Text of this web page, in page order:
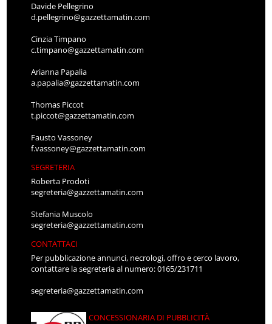
Davide Pellegrino
d.pellegrino@gazzettamatin.com
Cinzia Timpano
c.timpano@gazzettamatin.com
Arianna Papalia
a.papalia@gazzettamatin.com
Thomas Piccot
t.piccot@gazzettamatin.com
Fausto Vassoney
f.vassoney@gazzettamatin.com
SEGRETERIA
Roberta Prodoti
segreteria@gazzettamatin.com
Stefania Muscolo
segreteria@gazzettamatin.com
CONTATTACI
Per pubblicazione annunci, necrologi, offro e cerco lavoro,
contattare la segreteria al numero: 0165/231711
segreteria@gazzettamatin.com
CONCESSIONARIA DI PUBBLICITÀ